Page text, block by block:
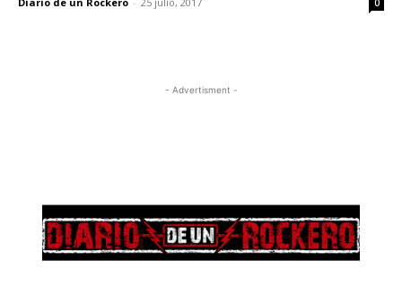
0
- Advertisment -